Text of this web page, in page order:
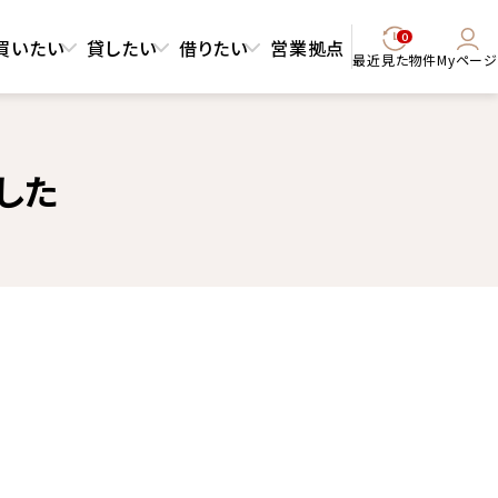
いたい 貸したい 借りたい 営業拠点 0
最近見た物件Myページ
た